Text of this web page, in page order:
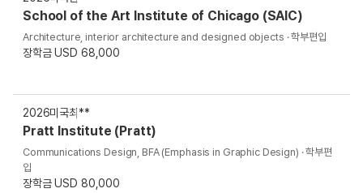
School of the Art Institute of Chicago (SAIC)
Architecture, interior architecture and designed objects · 학부편입
장학금 USD 68,000
2026미국최**
Pratt Institute (Pratt)
Communications Design, BFA (Emphasis in Graphic Design) · 학부편
입
장학금 USD 80,000